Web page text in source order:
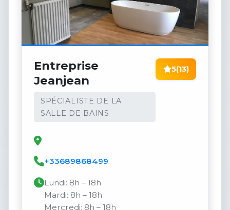
Entreprise
Jeanjean
SPÉCIALISTE DE LA
SALLE DE BAINS
5(13)
+33689868499
Lundi: 8h – 18h
Mardi: 8h – 18h
Mercredi: 8h – 18h